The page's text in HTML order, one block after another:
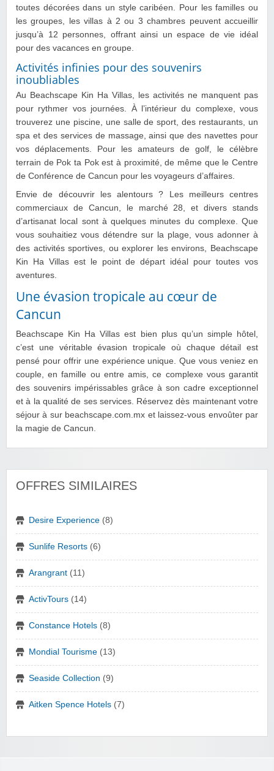
toutes décorées dans un style caribéen. Pour les familles ou
les groupes, les villas à 2 ou 3 chambres peuvent accueillir
jusqu’à 12 personnes, offrant ainsi un espace de vie idéal
pour des vacances en groupe.
Activités infinies pour des souvenirs
inoubliables
Au Beachscape Kin Ha Villas, les activités ne manquent pas
pour rythmer vos journées. À l’intérieur du complexe, vous
trouverez une piscine, une salle de sport, des restaurants, un
spa et des services de massage, ainsi que des navettes pour
vos déplacements. Pour les amateurs de golf, le célèbre
terrain de Pok ta Pok est à proximité, de même que le Centre
de Conférence de Cancun pour les voyageurs d’affaires.
Envie de découvrir les alentours ? Les meilleurs centres
commerciaux de Cancun, le marché 28, et divers stands
d’artisanat local sont à quelques minutes du complexe. Que
vous souhaitiez vous détendre sur la plage, vous adonner à
des activités sportives, ou explorer les environs, Beachscape
Kin Ha Villas est le point de départ idéal pour toutes vos
aventures.
Une évasion tropicale au cœur de
Cancun
Beachscape Kin Ha Villas est bien plus qu’un simple hôtel,
c’est une véritable évasion tropicale où chaque détail est
pensé pour offrir une expérience unique. Que vous veniez en
couple, en famille ou entre amis, ce complexe vous garantit
des souvenirs impérissables grâce à son cadre exceptionnel
et à la qualité de ses services. Réservez dès maintenant votre
séjour à sur beachscape.com.mx et laissez-vous envoûter par
la magie de Cancun.
OFFRES SIMILAIRES
Desire Experience (8)
Sunlife Resorts (6)
Arangrant (11)
ActivTours (14)
Constance Hotels (8)
Mondial Tourisme (13)
Seaside Collection (9)
Aitken Spence Hotels (7)